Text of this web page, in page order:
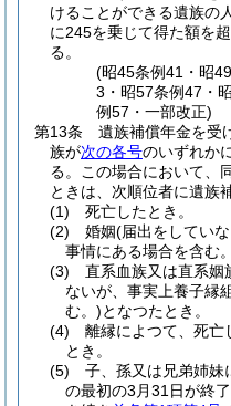
けることができる遺族の
に245を乗じて得た額を
る。
(昭45条例41・昭
3・昭57条例47・
例57・一部改正)
第13条
遺族補償年金を受
族が次の各号のいずれか
る。
この場合において、
ときは、次順位者に遺族
(1)
死亡したとき。
(2)
婚姻(届出をしてい
事情にある場合を含む
(3)
直系血族又は直系姻
ないが、事実上養子縁
む。)となつたとき。
(4)
離縁によつて、死亡
とき。
(5)
子、孫又は兄弟姉妹
の最初の3月31日が終